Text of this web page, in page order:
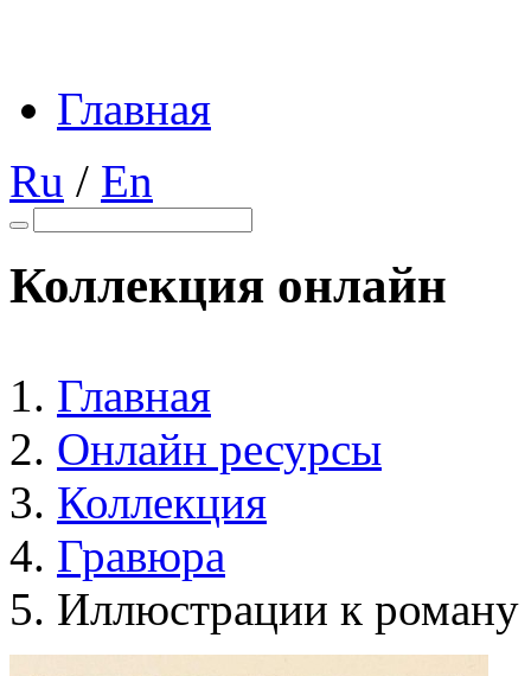
Главная
Ru / En
Коллекция онлайн
Главная
Онлайн ресурсы
Коллекция
Гравюра
Иллюстрации к